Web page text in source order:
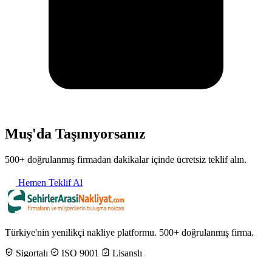
Muş'da Taşınıyorsanız
500+ doğrulanmış firmadan dakikalar içinde ücretsiz teklif alın.
Hemen Teklif Al
Türkiye'nin yenilikçi nakliye platformu. 500+ doğrulanmış firma.
Sigortalı
ISO 9001 Lisanslı